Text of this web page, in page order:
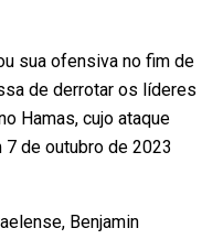
sua ofensiva no fim de
de derrotar os líderes
Hamas, cujo ataque
de outubro de 2023
Benjamin